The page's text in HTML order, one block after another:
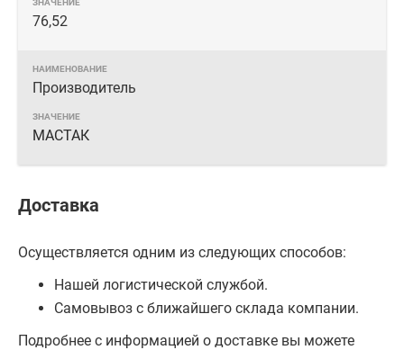
76,52
Производитель
МАСТАК
Доставка
Осуществляется одним из следующих способов:
Нашей логистической службой.
Самовывоз с ближайшего склада компании.
Подробнее с информацией о доставке вы можете